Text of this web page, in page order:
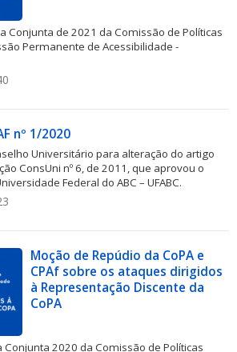
Conjunta de 2021 da Comissão de Políticas
Permanente de Acessibilidade -
nº 1/2020
Universitário para alteração do artigo
ConsUni nº 6, de 2011, que aprovou o
Federal do ABC – UFABC.
Moção de Repúdio da CoPA e
CPAf sobre os ataques dirigidos
à Representação Discente da
CoPA
Conjunta 2020 da Comissão de Políticas